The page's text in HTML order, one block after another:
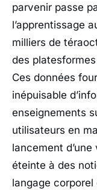
parvenir passe
l’apprentissage
milliers de
des
Ces données
inépuisable
enseignements
utilisateurs en
lancement
éteinte à des
langage